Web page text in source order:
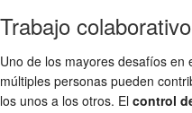
Trabajo
Uno de los mayores desafíos en
múltiples personas pueden
los unos a los otros. El control